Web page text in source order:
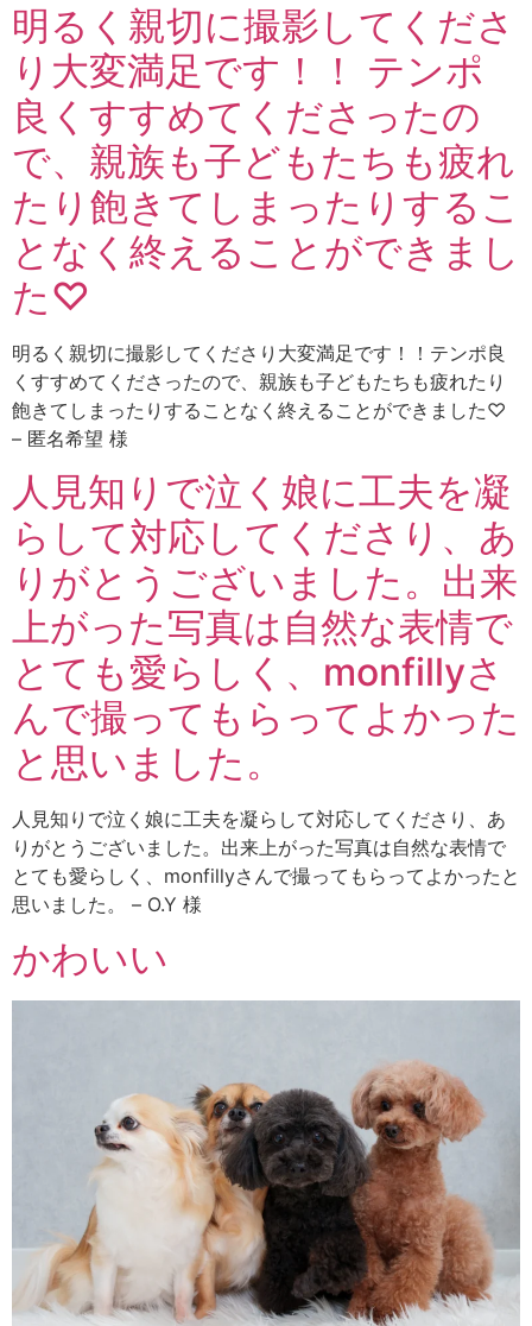
明るく親切に撮影してくださ
り大変満足です！！ テンポ
良くすすめてくださったの
で、親族も子どもたちも疲れ
たり飽きてしまったりするこ
となく終えることができまし
た♡
明るく親切に撮影してくださり大変満足です！！テンポ良
くすすめてくださったので、親族も子どもたちも疲れたり
飽きてしまったりすることなく終えることができました♡
– 匿名希望 様
人見知りで泣く娘に工夫を凝
らして対応してくださり、あ
りがとうございました。出来
上がった写真は自然な表情で
とても愛らしく、monfillyさ
んで撮ってもらってよかった
と思いました。
人見知りで泣く娘に工夫を凝らして対応してくださり、あ
りがとうございました。出来上がった写真は自然な表情で
とても愛らしく、monfillyさんで撮ってもらってよかったと
思いました。 – O.Y 様
かわいい